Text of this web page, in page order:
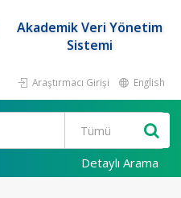
Akademik Veri Yönetim
Sistemi
Araştırmacı Girişi English
Detaylı Arama